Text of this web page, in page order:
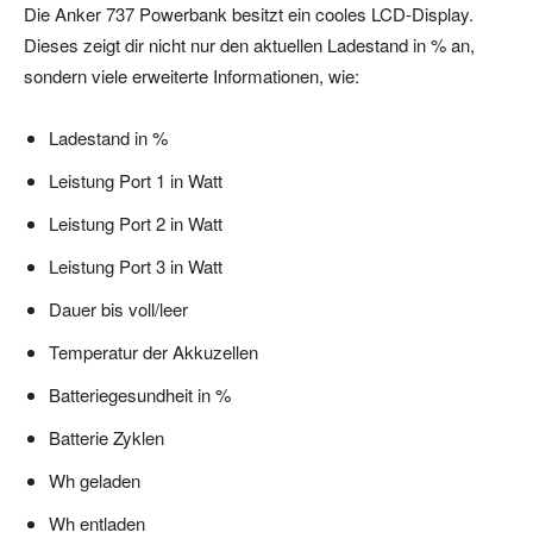
Die Anker 737 Powerbank besitzt ein cooles LCD-Display.
Dieses zeigt dir nicht nur den aktuellen Ladestand in % an,
sondern viele erweiterte Informationen, wie:
Ladestand in %
Leistung Port 1 in Watt
Leistung Port 2 in Watt
Leistung Port 3 in Watt
Dauer bis voll/leer
Temperatur der Akkuzellen
Batteriegesundheit in %
Batterie Zyklen
Wh geladen
Wh entladen